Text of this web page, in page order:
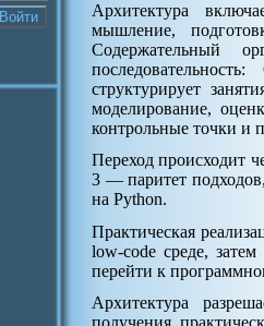
Архитектура
мышление,
Содержательный
структурирует
моделирование,
контрольные точки и
Переход происходит
3 — паритет
на Python.
Практическая
low-code среде,
перейти к
Архитектура
получения